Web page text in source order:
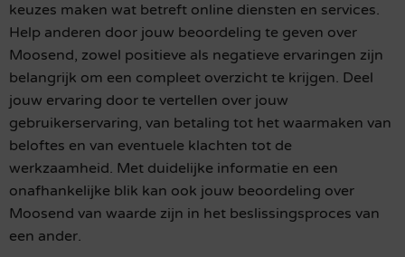
keuzes maken wat betreft online diensten en services.
Help anderen door jouw beoordeling te geven over
Moosend, zowel positieve als negatieve ervaringen zijn
belangrijk om een compleet overzicht te krijgen. Deel
jouw ervaring door te vertellen over jouw
gebruikerservaring, van betaling tot het waarmaken van
beloftes en van eventuele klachten tot de
werkzaamheid. Met duidelijke informatie en een
onafhankelijke blik kan ook jouw beoordeling over
Moosend van waarde zijn in het beslissingsproces van
een ander.